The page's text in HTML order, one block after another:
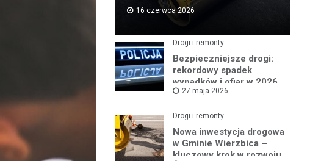
16 czerwca 2026
Drogi i remonty
Bezpieczniejsze drogi:
rekordowy spadek
wypadków i ofiar w 2026
roku27 maja 2026
Drogi i remonty
Nowa inwestycja drogowa
w Gminie Wierzbica –
kluczowy krok w rozwoju